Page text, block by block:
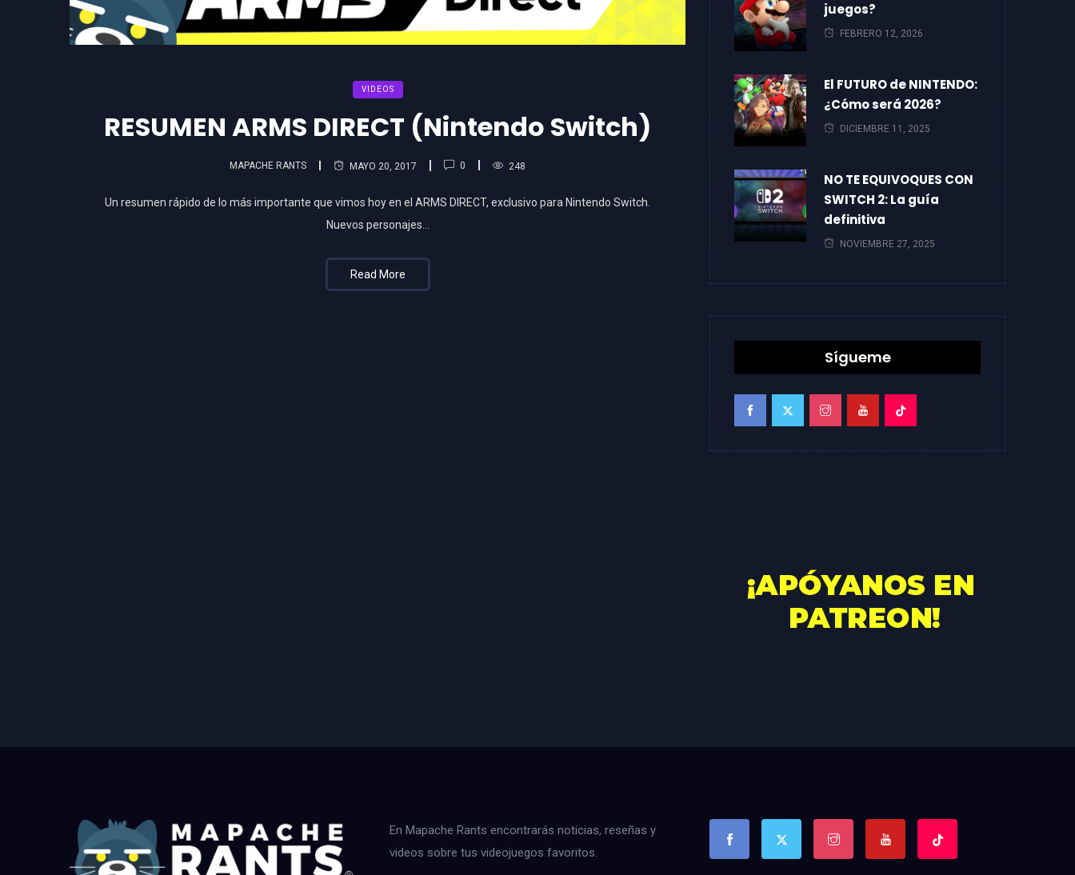
VIDEOS
RESUMEN ARMS DIRECT (Nintendo Switch)
MAPACHE RANTS MAYO 20, 2017 0 248
Un resumen rápido de lo más importante que vimos hoy en el ARMS DIRECT, exclusivo para Nintendo Switch.
Nuevos personajes…
Read More
juegos?
FEBRERO 12, 2026
El FUTURO de NINTENDO:
¿Cómo será 2026?
DICIEMBRE 11, 2025
NO TE EQUIVOQUES CON
SWITCH 2: La guía
definitiva
NOVIEMBRE 27, 2025
Sígueme
En Mapache Rants encontrarás noticias, reseñas y
videos sobre tus videojuegos favoritos.